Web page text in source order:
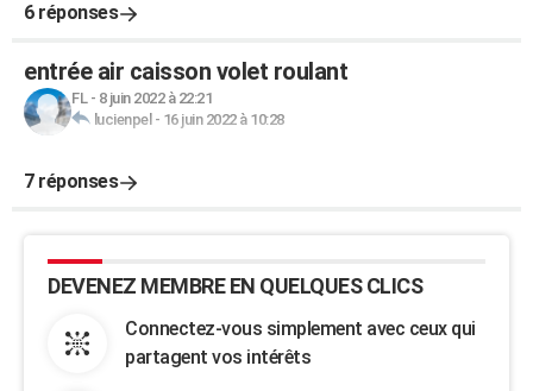
6 réponses
entrée air caisson volet roulant
FL- 8 juin 2022 à 22:21
lucienpel - 16 juin 2022 à 10:28
7 réponses
DEVENEZ MEMBRE EN QUELQUES CLICS
Connectez-vous simplement avec ceux qui
partagent vos intérêts